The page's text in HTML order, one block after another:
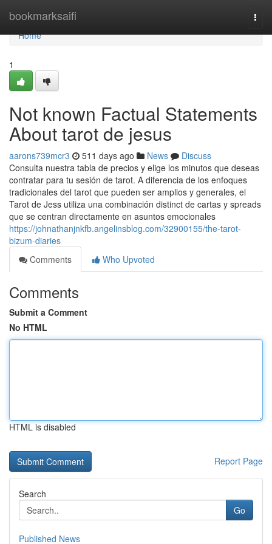
bookmarksaifi
Home
Home
1
Not known Factual Statements
About tarot de jesus
aarons739mcr3 511 days ago News
Discuss
Consulta nuestra tabla de precios y elige los minutos que deseas
contratar para tu sesión de tarot. A diferencia de los enfoques
tradicionales del tarot que pueden ser amplios y generales, el
Tarot de Jess utiliza una combinación distinct de cartas y spreads
que se centran directamente en asuntos emocionales
https://johnathanjnkfb.angelinsblog.com/32900155/the-tarot-
bizum-diaries
Comments
Who Upvoted
Comments
Submit a Comment
No HTML
HTML is disabled
Report Page
Search
Go
Published News